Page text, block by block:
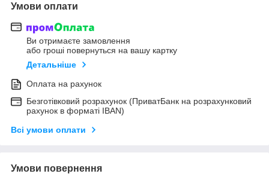
Умови оплати
Ви отримаєте замовлення
або гроші повернуться на вашу картку
Детальніше
Оплата на рахунок
Безготівковий розрахунок (ПриватБанк на розрахунковий
рахунок в форматі IBAN)
Всі умови оплати
Умови повернення